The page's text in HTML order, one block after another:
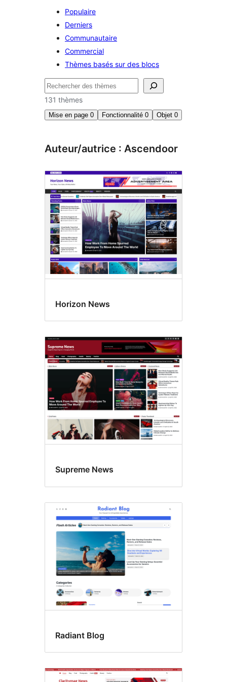
Populaire
Derniers
Communautaire
Commercial
Thèmes basés sur des blocs
Rechercher
131 thèmes
Mise en page 0 Fonctionnalité 0 Objet 0
Auteur/autrice : Ascendoor
Horizon News
Supreme News
Radiant Blog